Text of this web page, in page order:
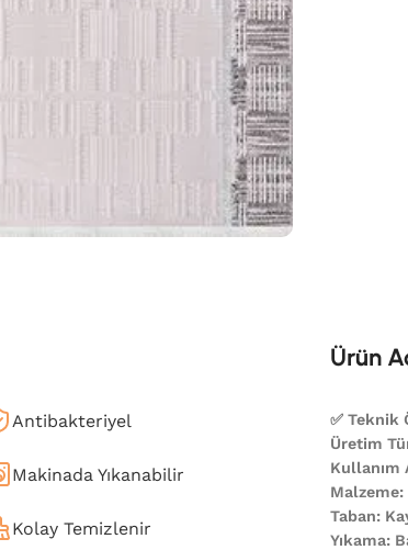
Antibakteriyel
Makinada Yıkanabilir
Kolay Temizlenir
Ürün
✅ Teknik
Üretim
Kullanım
Taban:
Yıkama: